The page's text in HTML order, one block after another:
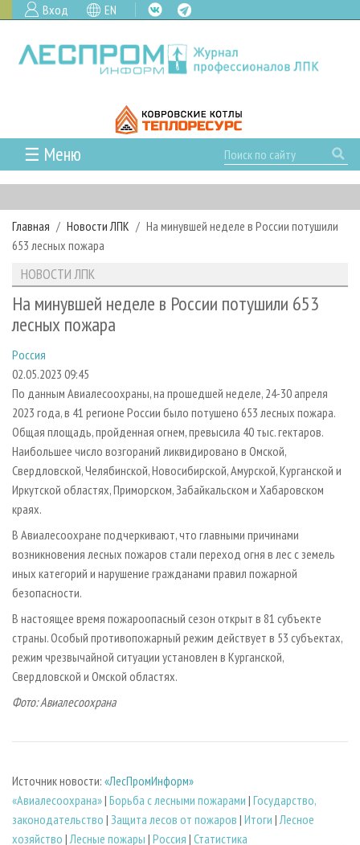
Вход EN
☰ Меню
ГЛАВНАЯ
РУБРИКИ И ТЕМЫ
РУБРИКИ ЖУРНАЛА
ЛЕСОЗАГОТОВКА
ЛЕСОПИЛЕНИЕ
СУШКА ДРЕВЕСИНЫ
ПРОИЗВОДСТВО ДРЕВЕСНЫХ ПЛИТ
ДЕРЕВЯННОЕ ДОМОСТРОЕНИЕ
ПРОИЗВОДСТВО МЕБЕЛИ
БИОЭНЕРГЕТИКА
ЦБП
ИНСТРУМЕНТ И МАТЕРИАЛЫ
НОВОСТИ
НОВОСТИ ЛПК
НОВОСТИ ЖУРНАЛА
ПРОЕКТЫ ЛПИ
АНАЛИТИКА
ПРЕДПРИЯТИЯ ЛПК
ПЕРСОНЫ
МОБИЛЬНЫЕ ВЫСТАВКИ
ОФИЦИАЛЬНЫЕ ДЕЛЕГАЦИИ
ПРИОРИТЕТНЫЕ ИНВЕСТПРОЕКТЫ
RUSSIAN FORESTRY REVIEW
ГАЗЕТА ЛЕСПРОМФОРУМ
БИБЛИОТЕКА СПЕЦИАЛИСТА
АРХИВ ЖУРНАЛОВ
О ЖУРНАЛЕ
КОНТАКТЫ
РЕКЛАМОДАТЕЛЯМ
РЕКЛАМА
РЕКЛАМА НА САЙТЕ
Главная Новости ЛПК
На минувшей неделе в России потушили
653 лесных пожара
НОВОСТИ ЛПК
На минувшей неделе в России потушили 653
лесных пожара
Россия
02.05.2023 09:45
По данным Авиалесоохраны, на прошедшей неделе, 24-30 апреля
2023 года, в 41 регионе России было потушено 653 лесных пожара.
Общая площадь, пройденная огнем, превысила 40 тыс. гектаров.
Наибольшее число возгораний ликвидировано в Омской,
Свердловской, Челябинской, Новосибирской, Амурской, Курганской и
Иркутской областях, Приморском, Забайкальском и Хабаровском
краях.
В Авиалесоохране подчеркивают, что главными причинами
возникновения лесных пожаров стали переход огня в лес с земель
иных категорий и нарушение гражданами правил пожарной
безопасности.
В настоящее время пожароопасный сезон открыт в 81 субъекте
страны. Особый противопожарный режим действует в 53 субъектах,
режим чрезвычайной ситуации установлен в Курганской,
Свердловской и Омской областях.
Фото: Авиалесоохрана
Источник новости: «ЛесПромИнформ»
«Авиалесоохрана»| Борьба с лесными пожарами | Государство,
законодательство | Защита лесов от пожаров | Итоги |Лесное
хозяйство |Лесные пожары | Россия | Статистика